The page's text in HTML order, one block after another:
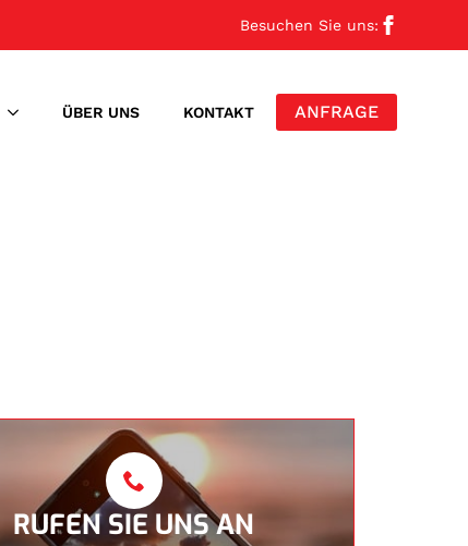
Besuchen Sie uns:
ÜBER UNS KONTAKT ANFRAGE
RUFEN SIE UNS AN